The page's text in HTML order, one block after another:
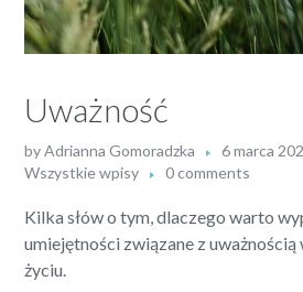
Uważność
byAdrianna Gomoradzka
6 marca
Wszystkie wpisy
0 comments
Kilka słów o tym, dlaczego warto
umiejętności związane z
życiu.